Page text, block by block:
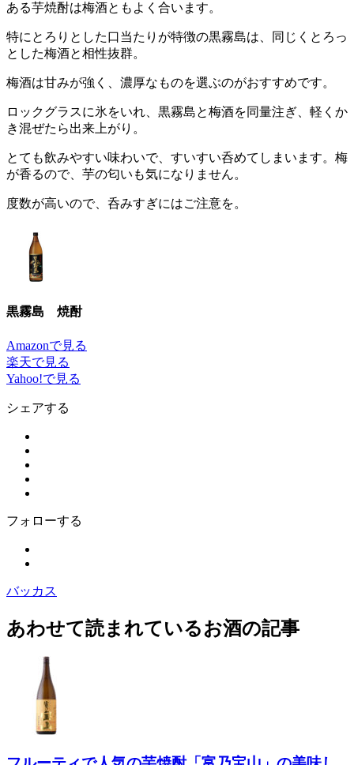
ある芋焼酎は梅酒ともよく合います。
特にとろりとした口当たりが特徴の黒霧島は、同じくとろっ
とした梅酒と相性抜群。
梅酒は甘みが強く、濃厚なものを選ぶのがおすすめです。
ロックグラスに氷をいれ、黒霧島と梅酒を同量注ぎ、軽くか
き混ぜたら出来上がり。
とても飲みやすい味わいで、すいすい呑めてしまいます。梅
が香るので、芋の匂いも気になりません。
度数が高いので、呑みすぎにはご注意を。
黒霧島 焼酎
Amazonで見る
楽天で見る
Yahoo!で見る
シェアする
フォローする
バッカス
あわせて読まれているお酒の記事